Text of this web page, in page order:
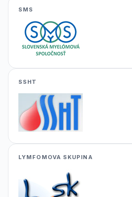
SMS
SSHT
LYMFOMOVA SKUPINA